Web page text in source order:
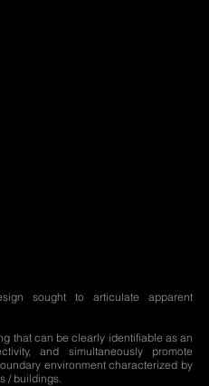
sought to articulate apparent
that can be clearly identifiable as an
and simultaneously promote
environment characterized by
/ buildings.